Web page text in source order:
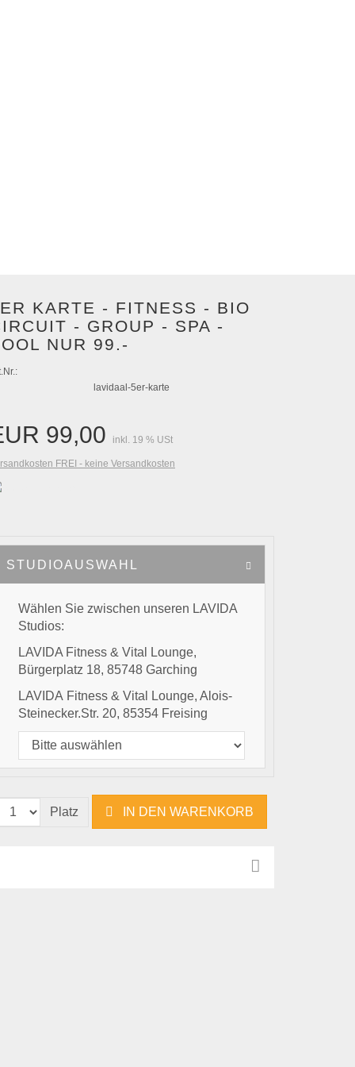
KARTE - FITNESS - BIO
- GROUP - SPA -
NUR 99.-
lavidaal-5er-karte
99,00 inkl. 19 % USt
FREI - keine Versandkosten
STUDIOAUSWAHL
Wählen Sie zwischen unseren LAVIDA
Studios:
LAVIDA Fitness & Vital Lounge,
Bürgerplatz 18, 85748 Garching
LAVIDA Fitness & Vital Lounge, Alois-
Steinecker.Str. 20, 85354 Freising
Platz IN DEN WARENKORB